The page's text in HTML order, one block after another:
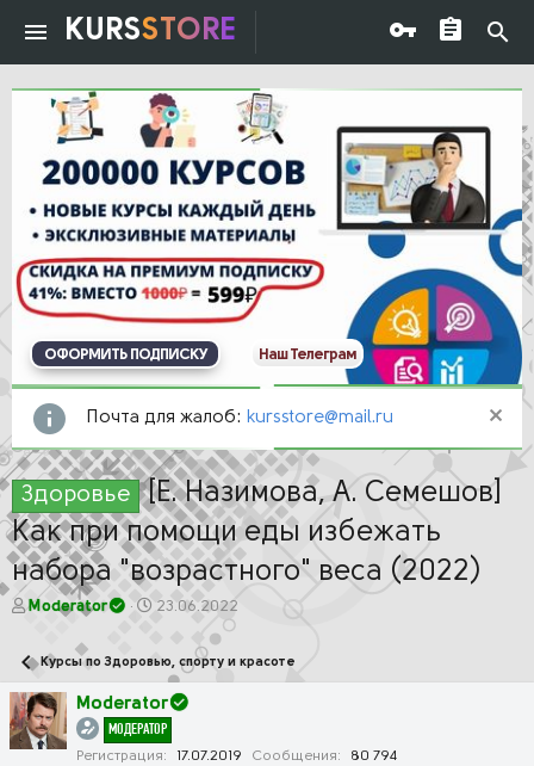
KURSSTORE
ОФОРМИТЬ ПОДПИСКУ Наш Телеграм
Почта для жалоб: kursstore@mail.ru
Здоровье [Е. Назимова, А. Семешов]
Как при помощи еды избежать
набора "возрастного" веса (2022)
А
о
р
т
е
Moderator
Д
а
а
ч
а
23.06.2022
Курсы по Здоровью, спорту и красоте
Moderator
МОДЕРАТОР
Регистрация 17.07.2019 Сообщения
80 794